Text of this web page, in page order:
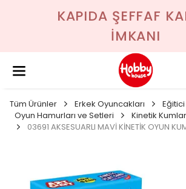
KAPIDA ŞEFFAF
İMKANI
Tüm Ürünler Erkek Oyuncakları
Oyun Hamurları ve Setleri
Kinetik
03691 AKSESUARLI MAVİ KİNETİK OYUN